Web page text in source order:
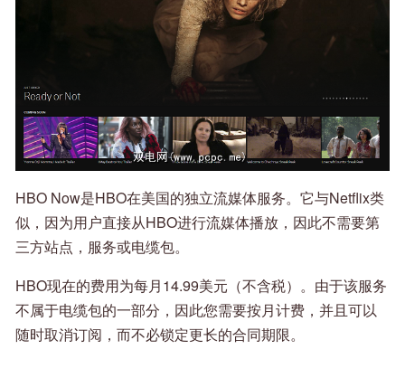
HBO Now是HBO在美国的独立流媒体服务。它与Netflix类
似，因为用户直接从HBO进行流媒体播放，因此不需要第
三方站点，服务或电缆包。
HBO现在的费用为每月14.99美元（不含税）。由于该服务
不属于电缆包的一部分，因此您需要按月计费，并且可以
随时取消订阅，而不必锁定更长的合同期限。